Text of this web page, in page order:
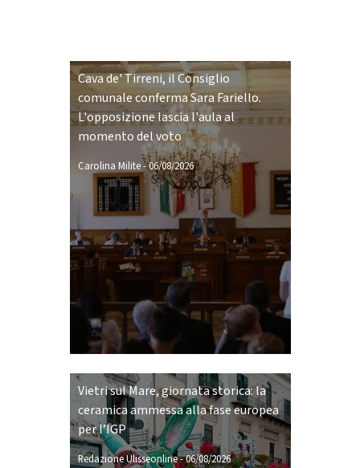
Cava de' Tirreni, il Consiglio
comunale conferma Sara Fariello.
L'opposizione lascia l'aula al
momento del voto
Carolina Milite-06/08/2026
Vietri sul Mare, giornata storica: la
ceramica ammessa alla fase europea
per l’IGP
Redazione Ulisseonline-06/08/2026